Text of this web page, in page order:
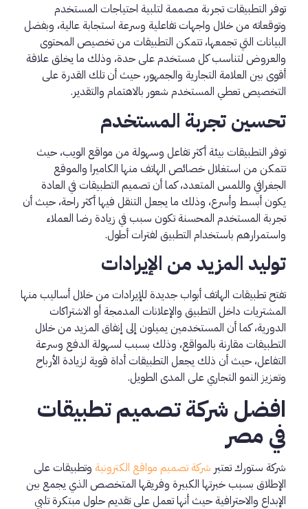
توفر التطبيقات تجربة مصممة لتلبية احتياجات المستخدم
وتوقعاته من خلال واجهات تفاعلية وسرعة استجابة عالية، وبفضل
البيانات التي تجمعها، تتمكن التطبيقات من تخصيص المحتوى
والعروض لتناسب كل مستخدم على حدة، وذلك ما يخلق علاقة
أقوى بين العلامة التجارية والجمهور، حيث أن تلك القدرة على
التخصيص تعطي المستخدم شعور بالاهتمام والتقدير.
تحسين تجربة المستخدم
توفر التطبيقات بيئة أكثر تفاعل وسهولة من مواقع الويب، حيث
تتمكن من استغلال خصائص الهاتف منها الكاميرا والموقع
الجغرافي واللمس المتعدد، كما أن تصميم التطبيقات في العادة
يكون أبسط وأسرع، وذلك ما يجعل التنقل فيها أكثر راحة، حيث أن
تجربة المستخدم المحسنة تكون سبب في زيادة رضا العملاء
واستمرارهم باستخدام التطبيق لفترات أطول.
توليد المزيد من الإيرادات
تفتح تطبيقات الهاتف أبواب جديدة للإيرادات من خلال أساليب منها
المشتريات داخل التطبيق والإعلانات المدمجة أو الاشتراكات
الدورية، كما أن المستخدمين يميلون إلى إنفاق المزيد من خلال
التطبيقات مقارنة بالمواقع، وذلك بسبب لسهولة الدفع وسرعة
التفاعل، حيث أن ذلك يجعل التطبيقات أداة قوية لزيادة الأرباح
وتعزيز النمو التجاري على المدى الطويل.
افضل شركة تصميم تطبيقات
في مصر
شركة ستورك تعتبر شركة تصميم مواقع الكترونية وتطبيقات على
الإطلاق بسبب خبرتها الكبيرة وفريقها المتخصص الذي يجمع بين
الإبداع والاحترافية حيث أنها تعمل على تقديم حلول مبتكرة تلبي